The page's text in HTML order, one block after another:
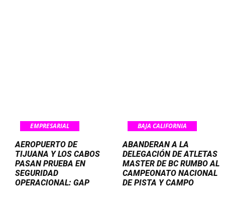
EMPRESARIAL
AEROPUERTO DE
TIJUANA Y LOS CABOS
PASAN PRUEBA EN
SEGURIDAD
OPERACIONAL: GAP
BAJA CALIFORNIA
ABANDERAN A LA
DELEGACIÓN DE ATLETAS
MASTER DE BC RUMBO AL
CAMPEONATO NACIONAL
DE PISTA Y CAMPO